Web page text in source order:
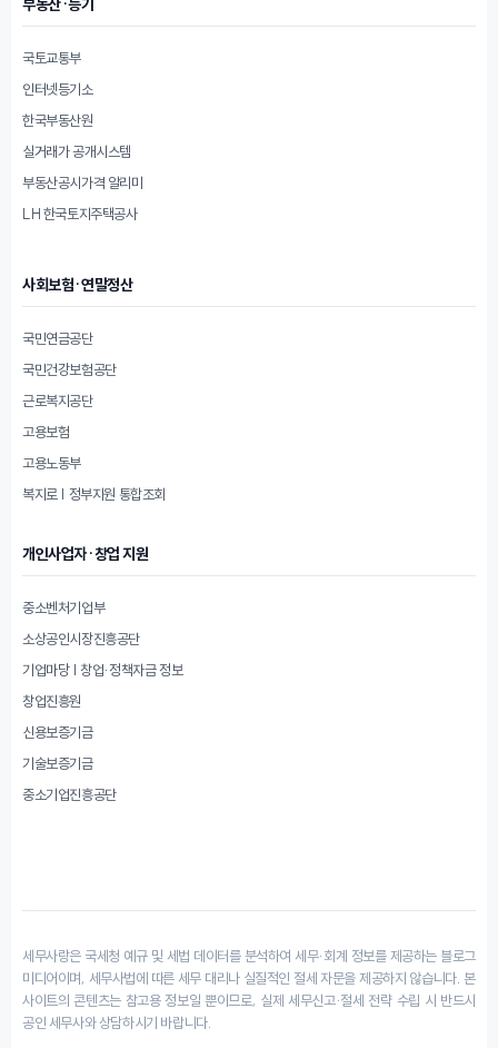
부동산·등기
국토교통부
인터넷등기소
한국부동산원
실거래가 공개시스템
부동산공시가격 알리미
LH 한국토지주택공사
사회보험·연말정산
국민연금공단
국민건강보험공단
근로복지공단
고용보험
고용노동부
복지로 | 정부지원 통합조회
개인사업자·창업 지원
중소벤처기업부
소상공인시장진흥공단
기업마당 | 창업·정책자금 정보
창업진흥원
신용보증기금
기술보증기금
중소기업진흥공단
세무사랑은 국세청 예규 및 세법 데이터를 분석하여 세무·회계 정보를 제공하는 블로그
미디어이며, 세무사법에 따른 세무 대리나 실질적인 절세 자문을 제공하지 않습니다. 본
사이트의 콘텐츠는 참고용 정보일 뿐이므로, 실제 세무신고·절세 전략 수립 시 반드시
공인 세무사와 상담하시기 바랍니다.